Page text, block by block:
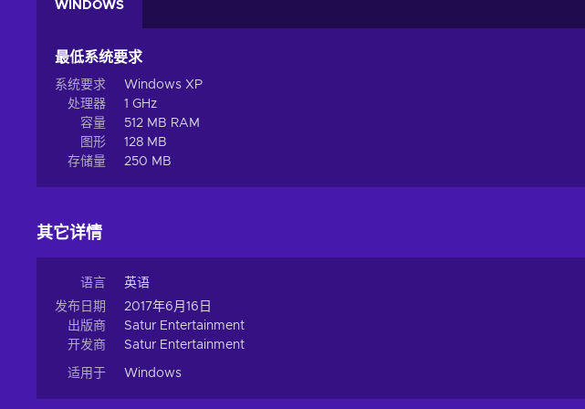
WINDOWS
最低系统要求
系统要求
Windows XP
处理器
1 GHz
容量
512 MB RAM
图形
128 MB
存储量
250 MB
其它详情
语言
英语
发布日期
2017年6月16日
出版商
Satur Entertainment
开发商
Satur Entertainment
适用于 Windows